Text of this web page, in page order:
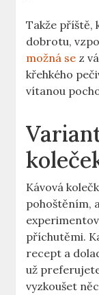
Takže příště,
dobrotu,
možná se z
křehkého
vítanou
Kávová
pohoštěním,
příchutěmi.
recept a
už
vyzkoušet